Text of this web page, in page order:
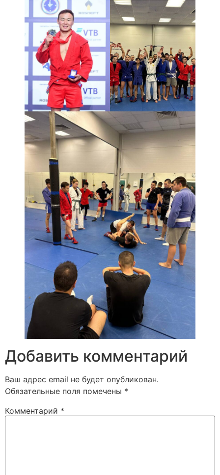
Добавить комментарий
Ваш адрес email не будет опубликован.
Обязательные поля помечены *
Комментарий *